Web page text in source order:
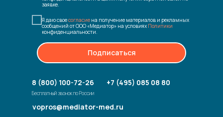
заявке.
Я даю своесогласие на получение материалов и рекламных
сообщений от ООО «Медиатор» на условиях Политики
конфиденциальности.
Подписаться
8 (800) 100-72-26
Бесплатный звонок по России
vopros@mediator-med.ru
+7 (495) 085 08 80